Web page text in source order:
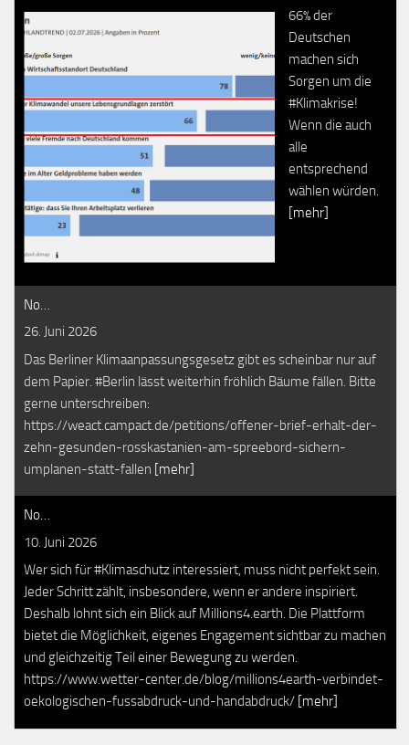
66% der
Deutschen
machen sich
Sorgen um die
#Klimakrise!
Wenn die auch
alle
entsprechend
wählen würden.
[mehr]
No…
26. Juni 2026
Das Berliner Klimaanpassungsgesetz gibt es scheinbar nur auf
dem Papier. #Berlin lässt weiterhin fröhlich Bäume fällen. Bitte
gerne unterschreiben:
https://weact.campact.de/petitions/offener-brief-erhalt-der-
zehn-gesunden-rosskastanien-am-spreebord-sichern-
umplanen-statt-fallen [mehr]
No…
10. Juni 2026
Wer sich für #Klimaschutz interessiert, muss nicht perfekt sein.
Jeder Schritt zählt, insbesondere, wenn er andere inspiriert.
Deshalb lohnt sich ein Blick auf Millions4.earth. Die Plattform
bietet die Möglichkeit, eigenes Engagement sichtbar zu machen
und gleichzeitig Teil einer Bewegung zu werden.
https://www.wetter-center.de/blog/millions4earth-verbindet-
oekologischen-fussabdruck-und-handabdruck/ [mehr]